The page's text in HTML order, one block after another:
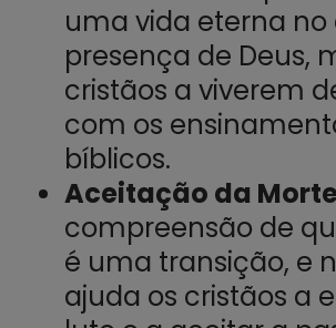
uma vida eterna no
presença de Deus,
cristãos a viverem
com os
bíblicos.
Aceitação da
compreensão de
é uma transição, e
ajuda os cristãos a